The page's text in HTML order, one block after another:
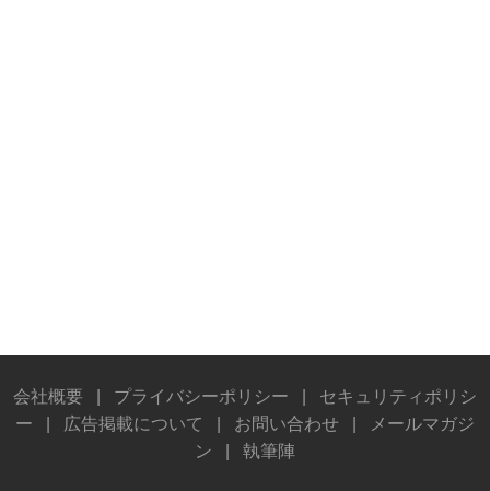
会社概要 プライバシーポリシー
セキュリティポリシ
ー
広告掲載について お問い合わせ
メールマガジ
ン
執筆陣